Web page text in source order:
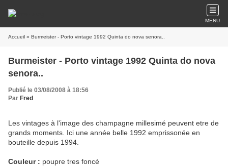
MENU
Accueil » Burmeister - Porto vintage 1992 Quinta do nova senora..
Burmeister - Porto vintage 1992 Quinta do nova
senora..
Publié le 03/08/2008 à 18:56
Par Fred
Les vintages à l'image des champagne millesimé peuvent etre de
grands moments. Ici une année belle 1992 emprissonée en
bouteille depuis 1994.
Couleur : poupre tres foncé